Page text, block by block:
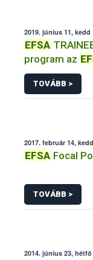
2019. június 11, kedd
EFSA
program az
TOVÁBB >
2017. február 14, kedd
EFSA Focal
TOVÁBB >
2014. június 23, hétfő